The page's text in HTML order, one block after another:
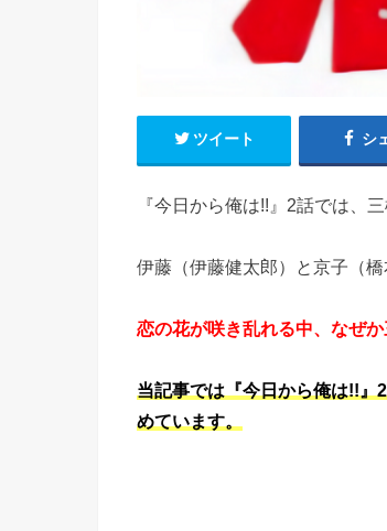
ツイート シ
『今日から俺は!!』2話では、
伊藤（伊藤健太郎）と京子（
恋の花が咲き乱れる中、なぜ
当記事では『今日から俺は!!』
めています。